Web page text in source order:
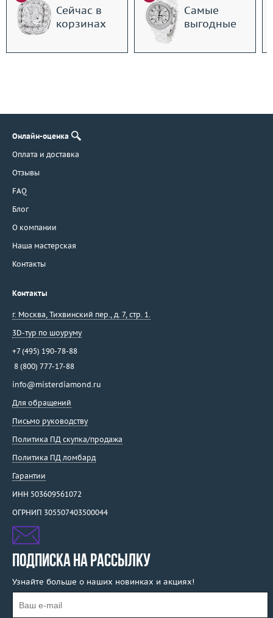
Сейчас в
корзинах
Самые
выгодные
Онлайн-оценка
Оплата и доставка
Отзывы
FAQ
Блог
О компании
Наша мастерская
Контакты
Контакты
г. Москва, Тихвинский пер., д. 7, стр. 1.
3D-тур по шоуруму
+7 (495) 190-78-88
8 (800) 777-17-88
info@misterdiamond.ru
Для обращений
Письмо руководству
Политика ПД скупка/продажа
Политика ПД ломбард
Гарантии
ИНН 503609561072
ОГРНИП 305507403500044
ПОДПИСКА НА РАССЫЛКУ
Узнайте больше о наших новинках и акциях!